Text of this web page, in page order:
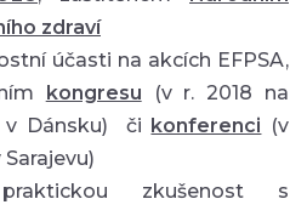
zdraví
účasti na akcích EFPSA,
kongresu (v r. 2018 na
v Dánsku) či konferenci (v
zkušenost s